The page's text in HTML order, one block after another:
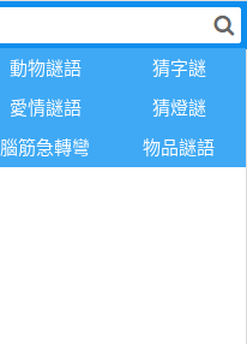
動物謎語
猜字謎
愛情謎語
猜燈謎
腦筋急轉彎 物品謎語